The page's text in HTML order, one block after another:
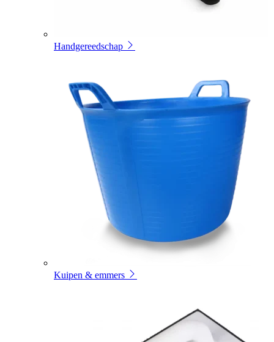
Handgereedschap
Kuipen & emmers